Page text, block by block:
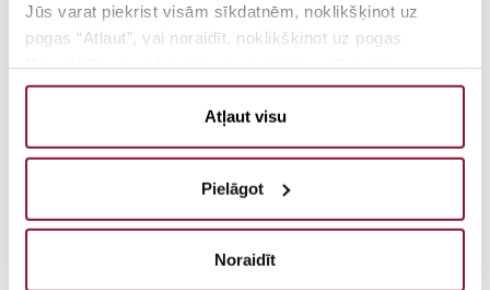
Jūs varat piekrist visām sīkdatnēm, noklikšķinot uz
pogas “Atļaut”, vai noraidīt, noklikšķinot uz pogas
noklikšķinot uz pogas “Ļaut atlasi”. Jūs jebkurā brīdī
varat mainīt to, kādas sīkdatnes ļaujat mums izmantot,
vai atteikties no sīkdatņu izmantošanas, atverot logu
Lai uzzinātu vairāk par mūsu sīkdatņu politiku, lūdzam
Atļaut visu
Pielāgot
Noraidīt
Katrīna Evelīna Bergmane
Kāpēc lai jaunietis nākotnē ietu balsot, ja par
vēlēšanu procesu un to nozīmi trūkst zināšanu?